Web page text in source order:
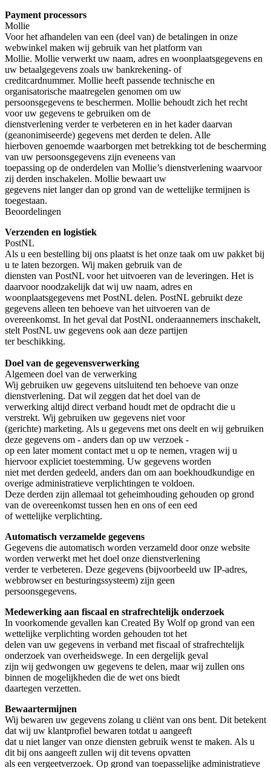
Payment processors
Mollie
Voor het afhandelen van een (deel van) de betalingen in onze
webwinkel maken wij gebruik van het platform van
Mollie. Mollie verwerkt uw naam, adres en woonplaatsgegevens en
uw betaalgegevens zoals uw bankrekening- of
creditcardnummer. Mollie heeft passende technische en
organisatorische maatregelen genomen om uw
persoonsgegevens te beschermen. Mollie behoudt zich het recht
voor uw gegevens te gebruiken om de
dienstverlening verder te verbeteren en in het kader daarvan
(geanonimiseerde) gegevens met derden te delen. Alle
hierboven genoemde waarborgen met betrekking tot de bescherming
van uw persoonsgegevens zijn eveneens van
toepassing op de onderdelen van Mollie’s dienstverlening waarvoor
zij derden inschakelen. Mollie bewaart uw
gegevens niet langer dan op grond van de wettelijke termijnen is
toegestaan.
Beoordelingen
Verzenden en logistiek
PostNL
Als u een bestelling bij ons plaatst is het onze taak om uw pakket bij
u te laten bezorgen. Wij maken gebruik van de
diensten van PostNL voor het uitvoeren van de leveringen. Het is
daarvoor noodzakelijk dat wij uw naam, adres en
woonplaatsgegevens met PostNL delen. PostNL gebruikt deze
gegevens alleen ten behoeve van het uitvoeren van de
overeenkomst. In het geval dat PostNL onderaannemers inschakelt,
stelt PostNL uw gegevens ook aan deze partijen
ter beschikking.
Doel van de gegevensverwerking
Algemeen doel van de verwerking
Wij gebruiken uw gegevens uitsluitend ten behoeve van onze
dienstverlening. Dat wil zeggen dat het doel van de
verwerking altijd direct verband houdt met de opdracht die u
verstrekt. Wij gebruiken uw gegevens niet voor
(gerichte) marketing. Als u gegevens met ons deelt en wij gebruiken
deze gegevens om - anders dan op uw verzoek -
op een later moment contact met u op te nemen, vragen wij u
hiervoor expliciet toestemming. Uw gegevens worden
niet met derden gedeeld, anders dan om aan boekhoudkundige en
overige administratieve verplichtingen te voldoen.
Deze derden zijn allemaal tot geheimhouding gehouden op grond
van de overeenkomst tussen hen en ons of een eed
of wettelijke verplichting.
Automatisch verzamelde gegevens
Gegevens die automatisch worden verzameld door onze website
worden verwerkt met het doel onze dienstverlening
verder te verbeteren. Deze gegevens (bijvoorbeeld uw IP-adres,
webbrowser en besturingssysteem) zijn geen
persoonsgegevens.
Medewerking aan fiscaal en strafrechtelijk onderzoek
In voorkomende gevallen kan Created By Wolf op grond van een
wettelijke verplichting worden gehouden tot het
delen van uw gegevens in verband met fiscaal of strafrechtelijk
onderzoek van overheidswege. In een dergelijk geval
zijn wij gedwongen uw gegevens te delen, maar wij zullen ons
binnen de mogelijkheden die de wet ons biedt
daartegen verzetten.
Bewaartermijnen
Wij bewaren uw gegevens zolang u cliënt van ons bent. Dit betekent
dat wij uw klantprofiel bewaren totdat u aangeeft
dat u niet langer van onze diensten gebruik wenst te maken. Als u
dit bij ons aangeeft zullen wij dit tevens opvatten
als een vergeetverzoek. Op grond van toepasselijke administratieve